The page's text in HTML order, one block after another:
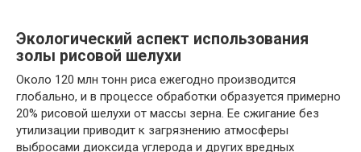
Экологический аспект использования
золы рисовой шелухи
Около 120 млн тонн риса ежегодно производится
глобально, и в процессе обработки образуется примерно
20% рисовой шелухи от массы зерна. Ее сжигание без
утилизации приводит к загрязнению атмосферы
выбросами диоксида углерода и других вредных